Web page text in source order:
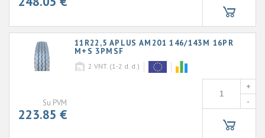
11R22,5 APLUS AM201 146/143M 16PR
M+S 3PMSF
2 VNT. (1-2 d. d.)
Su PVM
223.85 €
+
-